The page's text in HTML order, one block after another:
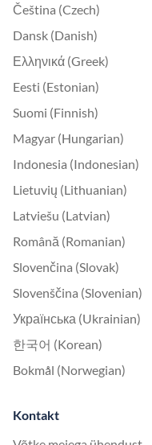
Čeština (Czech)
Dansk (Danish)
Ελληνικά (Greek)
Eesti (Estonian)
Suomi (Finnish)
Magyar (Hungarian)
Indonesia (Indonesian)
Lietuvių (Lithuanian)
Latviešu (Latvian)
Română (Romanian)
Slovenčina (Slovak)
Slovenščina (Slovenian)
Українська (Ukrainian)
한국어 (Korean)
Bokmål (Norwegian)
Kontakt